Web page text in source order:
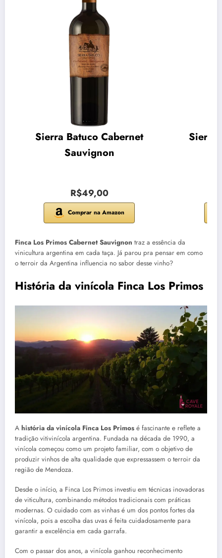
Sierra Batuco Cabernet
Sauvignon
R$49,00
Comprar na Amazon
Sierra
Finca Los Primos Cabernet Sauvignon traz a essência da
vinicultura argentina em cada taça. Já parou pra pensar em como
o terroir da Argentina influencia no sabor desse vinho?
História da vinícola Finca Los Primos
A história da vinícola Finca Los Primos é fascinante e reflete a
tradição vitivinícola argentina. Fundada na década de 1990, a
vinícola começou como um projeto familiar, com o objetivo de
produzir vinhos de alta qualidade que expressassem o terroir da
região de Mendoza.
Desde o início, a Finca Los Primos investiu em técnicas inovadoras
de viticultura, combinando métodos tradicionais com práticas
modernas. O cuidado com as vinhas é um dos pontos fortes da
vinícola, pois a escolha das uvas é feita cuidadosamente para
garantir a excelência em cada garrafa.
Com o passar dos anos, a vinícola ganhou reconhecimento